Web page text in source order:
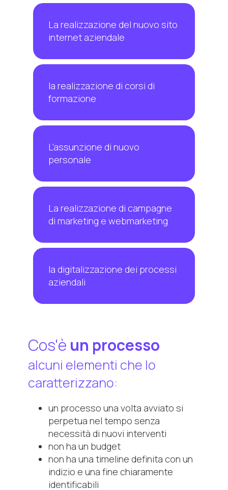
La realizzazione del nuovo sito
internet aziendale
la realizzazione di corsi di
formazione
L'assunzione di nuovo
personale
La realizzazione di campagne
di marketing e webmarketing
la digitalizzazione dei processi
aziendali
Cos'è un processo
alcuni elementi che lo
caratterizzano:
un processo una volta avviato si
perpetua nel tempo senza
necessità di nuovi interventi
non ha un budget
non ha una timeline definita con un
indizio e una fine chiaramente
identificabili